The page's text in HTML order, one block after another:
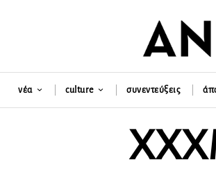
νέα culture συνεντεύξεις